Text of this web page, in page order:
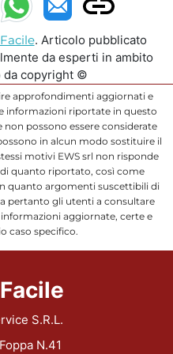
. Articolo pubblicato
da esperti in ambito
da copyright ©
approfondimenti aggiornati e
informazioni riportate in questo
possono essere considerate
in alcun modo sostituire il
motivi EWS srl non risponde
quanto riportato, così come
quanto argomenti suscettibili di
pertanto gli utenti a consultare
aggiornate, certe e
caso specifico.
S.R.L.
N.41